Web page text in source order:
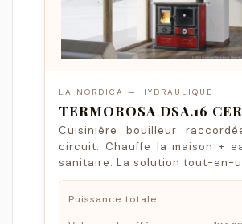
LA NORDICA — HYDRAULIQUE
TERMOROSA DSA.16
Cuisinière bouilleur
circuit. Chauffe la maison +
sanitaire. La solution tout-en-
Puissance totale